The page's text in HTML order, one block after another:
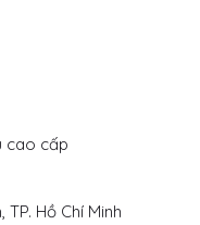
cao cấp
Hồ Chí Minh